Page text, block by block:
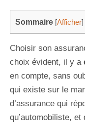
Sommaire [Afficher]
Choisir son
choix évident, il y a
en compte, sans
qui existe sur le
d’assurance qui
qu’automobiliste,